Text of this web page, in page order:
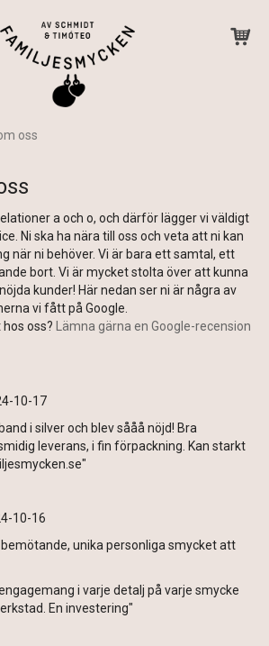
oss
a och o, och därför lägger vi väldigt
Ni ska ha nära till oss och veta att ni kan
när ni behöver. Vi är bara ett samtal, ett
bort. Vi är mycket stolta över att kunna
kunder! Här nedan ser ni är några av
vi fått på Google.
oss?
Lämna gärna en Google-recension
10-17
i silver och blev sååå nöjd! Bra
leverans, i fin förpackning. Kan starkt
10-16
unika personliga smycket att
i varje detalj på varje smycke
En investering"